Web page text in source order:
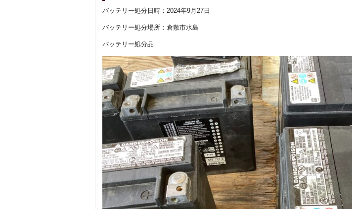
バッテリー処分日時：2024年9月27日
バッテリー処分場所：倉敷市水島
バッテリー処分品